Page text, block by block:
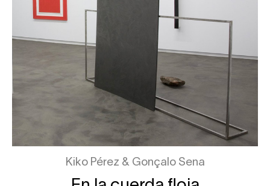
Kiko Pérez Gonçalo Sena